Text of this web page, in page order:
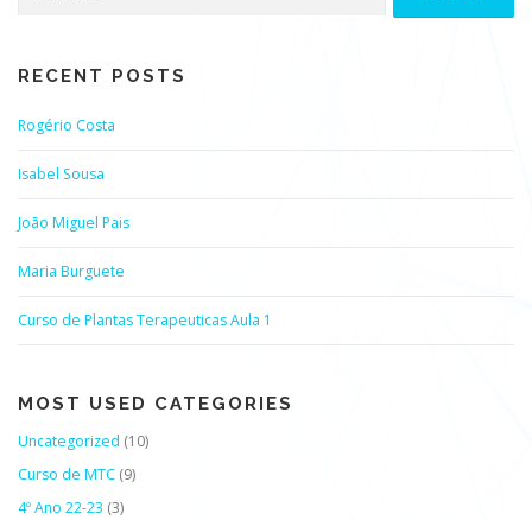
RECENT POSTS
Rogério Costa
Isabel Sousa
João Miguel Pais
Maria Burguete
Curso de Plantas Terapeuticas Aula 1
MOST USED CATEGORIES
Uncategorized (10)
Curso de MTC (9)
4º Ano 22-23 (3)